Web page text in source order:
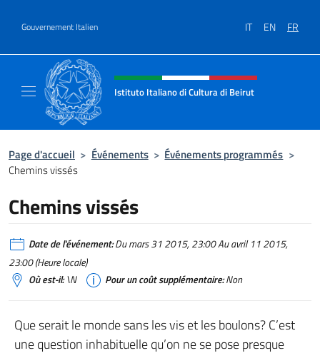
Gouvernement Italien IT EN FR
Site Web, social et en-tête de
Istituto Italiano di Cultura di Beirut
Page d'accueil > Événements > Événements programmés >
Chemins vissés
Chemins vissés
Date de l'événement:Du mars 31 2015, 23:00 Au avril 11 2015,
23:00 (Heure locale)
Où est-il:\N Pour un coût supplémentaire:Non
Que serait le monde sans les vis et les boulons? C’est
une question inhabituelle qu’on ne se pose presque